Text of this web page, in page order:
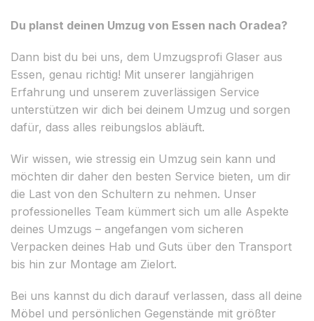
Du planst deinen Umzug von Essen nach Oradea?
Dann bist du bei uns, dem Umzugsprofi Glaser aus
Essen, genau richtig! Mit unserer langjährigen
Erfahrung und unserem zuverlässigen Service
unterstützen wir dich bei deinem Umzug und sorgen
dafür, dass alles reibungslos abläuft.
Wir wissen, wie stressig ein Umzug sein kann und
möchten dir daher den besten Service bieten, um dir
die Last von den Schultern zu nehmen. Unser
professionelles Team kümmert sich um alle Aspekte
deines Umzugs – angefangen vom sicheren
Verpacken deines Hab und Guts über den Transport
bis hin zur Montage am Zielort.
Bei uns kannst du dich darauf verlassen, dass all deine
Möbel und persönlichen Gegenstände mit größter